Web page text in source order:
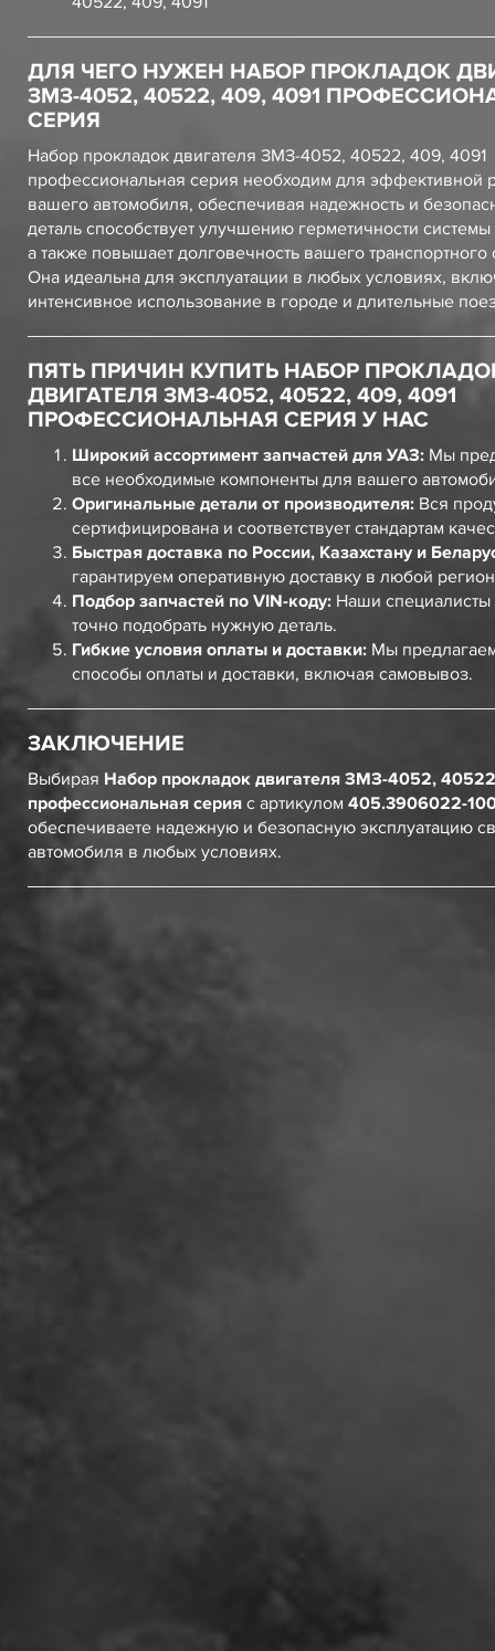
ДЛЯ ЧЕГО НУЖЕН НАБОР ПРОКЛАДОК
ЗМЗ-4052, 40522, 409, 4091
СЕРИЯ
Набор прокладок двигателя ЗМЗ-4052, 40522, 409, 4091
профессиональная серия необходим для эффективной
вашего автомобиля, обеспечивая надежность и
деталь способствует улучшению герметичности системы
а также повышает долговечность вашего транспортного
Она идеальна для эксплуатации в любых условиях,
интенсивное использование в городе и длительные
ПЯТЬ ПРИЧИН КУПИТЬ НАБОР
ДВИГАТЕЛЯ ЗМЗ-4052, 40522, 409, 4091
ПРОФЕССИОНАЛЬНАЯ СЕРИЯ У НАС
Широкий ассортимент запчастей для УАЗ: Мы
все необходимые компоненты для вашего
Оригинальные детали от производителя: Вся
сертифицирована и соответствует стандартам
Быстрая доставка по России, Казахстану и
гарантируем оперативную доставку в любой
Подбор запчастей по VIN-коду: Наши специалисты
точно подобрать нужную деталь.
Гибкие условия оплаты и доставки: Мы
способы оплаты и доставки, включая самовывоз.
ЗАКЛЮЧЕНИЕ
Выбирая Набор прокладок двигателя ЗМЗ-4052,
профессиональная серия с артикулом 405.3906022-
обеспечиваете надежную и безопасную эксплуатацию
автомобиля в любых условиях.